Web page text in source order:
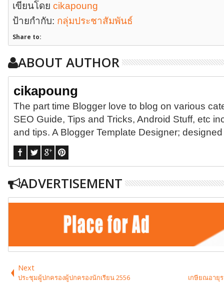
เขียนโดย cikapoung
ป้ายกำกับ: กลุ่มประชาสัมพันธ์
Share to:
ABOUT AUTHOR
cikapoung
The part time Blogger love to blog on various
SEO Guide, Tips and Tricks, Android Stuff, etc
and tips. A Blogger Template Designer;
ADVERTISEMENT
Next
ประชุมผู้ปกครองผู้ปกครองนักเรียน 2556 เกษียณอายุ